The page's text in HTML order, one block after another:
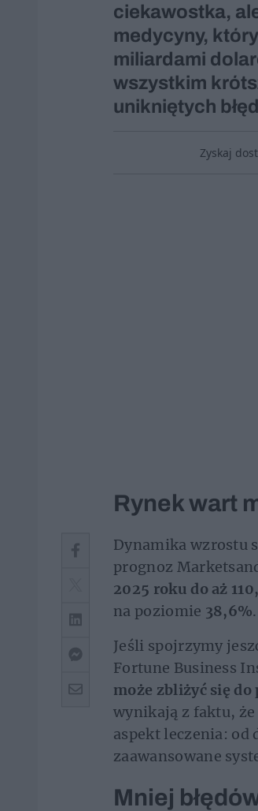
ciekawostka,
medycyny,
miliardami
wszystkim
unikniętych
Zyskaj
Rynek wart
Dynamika wzrostu
prognoz
2025 roku do aż
na poziomie 38,6%.
Jeśli spojrzymy
Fortune Business
może zbliżyć się
wynikają z faktu,
aspekt leczenia:
zaawansowane
Mniej